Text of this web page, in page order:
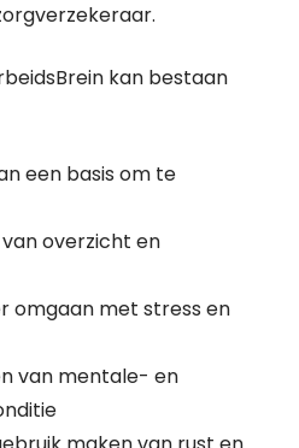
kan bestaan
een basis om te
overzicht en
omgaan met stress en
van mentale- en